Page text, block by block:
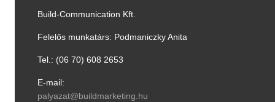
Build-Communication Kft.
Felelős munkatárs: Podmaniczky Anita
Tel.: ­(06 70) 608 2653
E-mail:
palyazat@buildmarketing.hu